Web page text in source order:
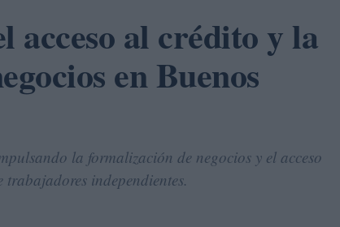
acceso al crédito y la
en Buenos
la formalización de negocios y el acceso
independientes.